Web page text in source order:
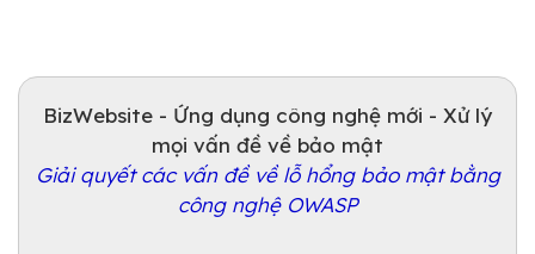
BizWebsite - Ứng dụng công nghệ mới - Xử lý
mọi vấn đề về bảo mật
Giải quyết các vấn đề về lỗ hổng bảo mật bằng
công nghệ OWASP